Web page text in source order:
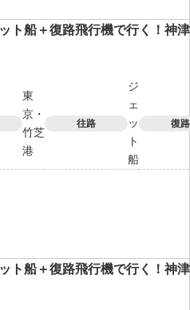
ト船＋復路飛行機で行く！神
東
京・
竹芝
港
往路
ジ
ェ
ッ
ト
船
復路
ト船＋復路飛行機で行く！神